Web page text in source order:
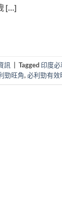
[…]
訊 Tagged 印度必
勁旺角,必利勁有效